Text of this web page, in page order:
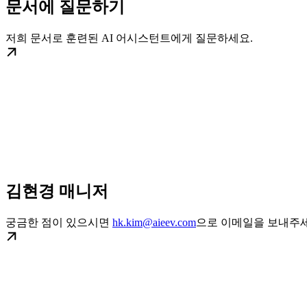
문서에 질문하기
저희 문서로 훈련된 AI 어시스턴트에게 질문하세요.
김현경 매니저
궁금한 점이 있으시면 hk.kim@aieev.com으로 이메일을 보내주